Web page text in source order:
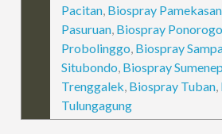
Pacitan, Biospray Pamekasan
Pasuruan, Biospray Ponorogo
Probolinggo, Biospray
Situbondo, Biospray Sumenep
Trenggalek, Biospray Tuban,
Tulungagung